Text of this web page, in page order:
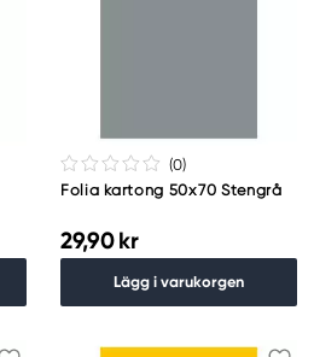
(0)
Folia kartong 50x70 Stengrå
29,90 kr
Lägg i varukorgen